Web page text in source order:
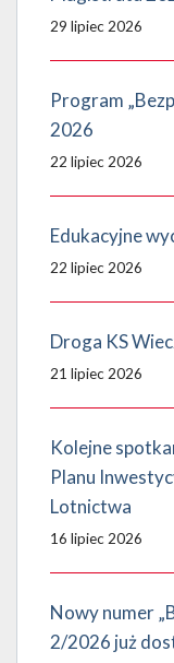
29 lipiec 2026
Program
2026
22 lipiec 2026
Edukacyjne
22 lipiec 2026
Droga KS
21 lipiec 2026
Kolejne
Planu
Lotnictwa
16 lipiec 2026
Nowy numer
2/2026 już